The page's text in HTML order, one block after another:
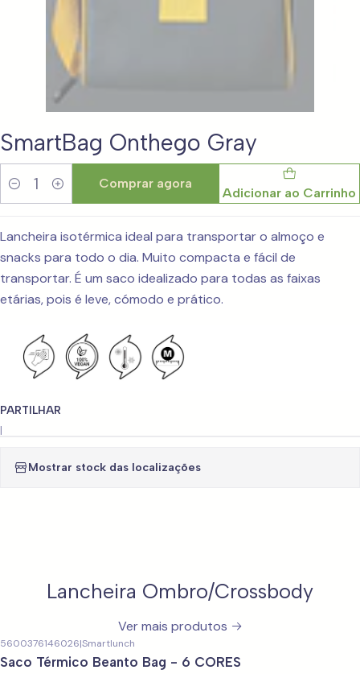
SmartBag Onthego Gray
Quantidade Adicionar ao Carrinho
Comprar agora
Lancheira isotérmica ideal para transportar o almoço e
snacks para todo o dia. Muito compacta e fácil de
transportar. É um saco idealizado para todas as faixas
etárias, pois é leve, cómodo e prático.
PARTILHAR
|
Mostrar stock das localizações
Lancheira Ombro/Crossbody
Ver mais produtos
-25%DESCONTO
5600376146026|Smartlunch
Saco Térmico Beanto Bag - 6 CORES